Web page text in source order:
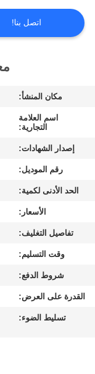
ضبط
الجودة
نتحدث
الآن
الموقع
PRIVACY
POLICY
اتصل بنا!
مكان المنشأ:
اسم العلامة
التجارية:
إصدار الشهادات:
رقم الموديل:
الحد الأدنى لكمية:
الأسعار:
تفاصيل التغليف:
وقت التسليم:
شروط الدفع:
القدرة على العرض:
تسليط الضوء: